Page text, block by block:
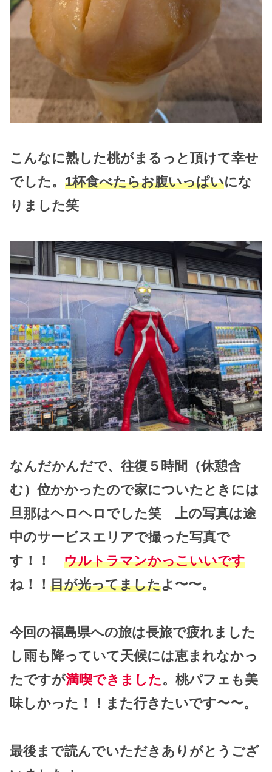
こんなに熟した桃がまるっと頂けて幸せ
でした。 1杯食べたらお腹いっぱいにな
りました笑
なんだかんだで、往復５時間（休憩含
む）位かかったので家についたときには
旦那はヘロヘロでした笑 上の写真は途
中のサービスエリアで撮った写真で
す！！ ウルトラマンかっこいいです
ね！！ 目が光ってましたよ〜〜。
今回の福島県への旅は長旅で疲れました
し雨も降っていて天候には恵まれなかっ
たですが満喫できました 。桃パフェも美
味しかった！！また行きたいです〜〜。
最後まで読んでいただきありがとうござ